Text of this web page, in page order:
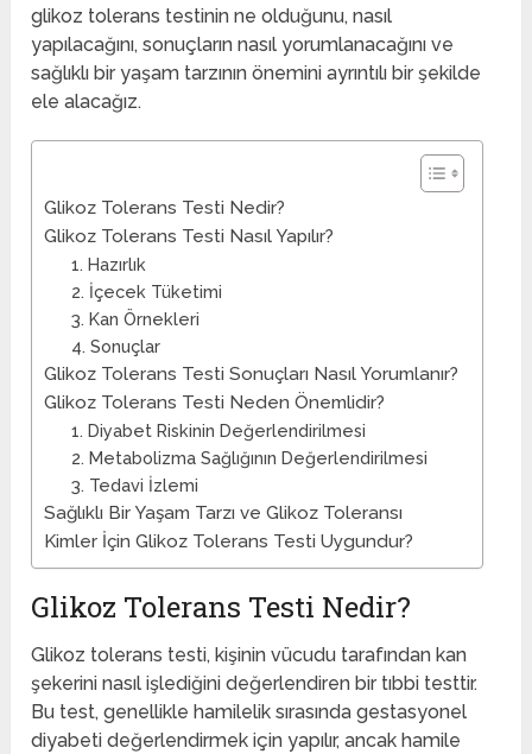
glikoz tolerans testinin ne olduğunu, nasıl
yapılacağını, sonuçların nasıl yorumlanacağını ve
sağlıklı bir yaşam tarzının önemini ayrıntılı bir şekilde
ele alacağız.
Glikoz Tolerans Testi Nedir?
Glikoz Tolerans Testi Nasıl Yapılır?
1. Hazırlık
2. İçecek Tüketimi
3. Kan Örnekleri
4. Sonuçlar
Glikoz Tolerans Testi Sonuçları Nasıl Yorumlanır?
Glikoz Tolerans Testi Neden Önemlidir?
1. Diyabet Riskinin Değerlendirilmesi
2. Metabolizma Sağlığının Değerlendirilmesi
3. Tedavi İzlemi
Sağlıklı Bir Yaşam Tarzı ve Glikoz Toleransı
Kimler İçin Glikoz Tolerans Testi Uygundur?
Glikoz Tolerans Testi Nedir?
Glikoz tolerans testi, kişinin vücudu tarafından kan
şekerini nasıl işlediğini değerlendiren bir tıbbi testtir.
Bu test, genellikle hamilelik sırasında gestasyonel
diyabeti değerlendirmek için yapılır, ancak hamile